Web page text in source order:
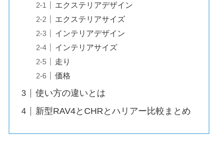
エクステリアデザイン
エクステリアサイズ
インテリアデザイン
インテリアサイズ
走り
価格
使い方の違いとは
新型RAV4とCHRとハリアー比較まとめ